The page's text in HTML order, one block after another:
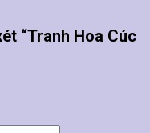
“Tranh Hoa Cúc